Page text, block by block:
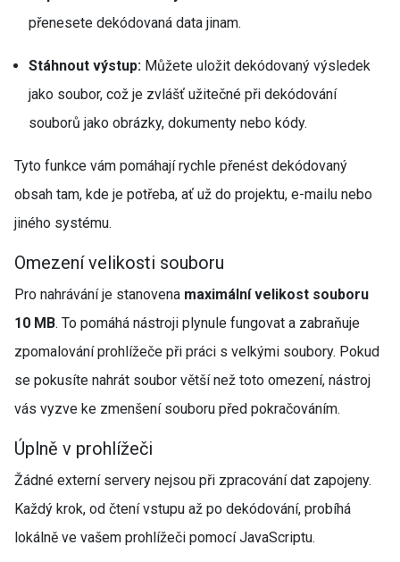
přenesete dekódovaná data jinam.
Stáhnout výstup: Můžete uložit dekódovaný výsledek
jako soubor, což je zvlášť užitečné při dekódování
souborů jako obrázky, dokumenty nebo kódy.
Tyto funkce vám pomáhají rychle přenést dekódovaný
obsah tam, kde je potřeba, ať už do projektu, e-mailu nebo
jiného systému.
Omezení velikosti souboru
Pro nahrávání je stanovena maximální velikost souboru
10 MB. To pomáhá nástroji plynule fungovat a zabraňuje
zpomalování prohlížeče při práci s velkými soubory. Pokud
se pokusíte nahrát soubor větší než toto omezení, nástroj
vás vyzve ke zmenšení souboru před pokračováním.
Úplně v prohlížeči
Žádné externí servery nejsou při zpracování dat zapojeny.
Každý krok, od čtení vstupu až po dekódování, probíhá
lokálně ve vašem prohlížeči pomocí JavaScriptu.